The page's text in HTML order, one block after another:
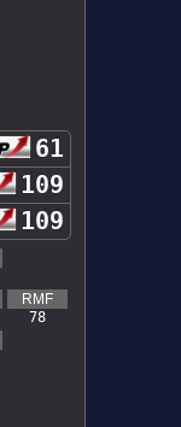
61
109
109
RMF
78